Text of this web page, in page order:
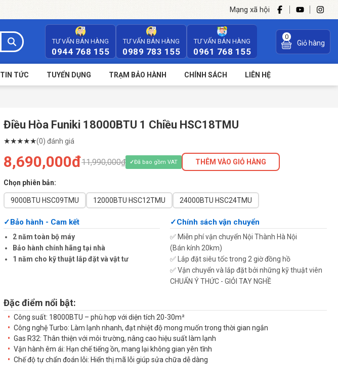
Mạng xã hội
TƯ VẤN BÁN HÀNG
0944 768 155
TƯ VẤN BÁN HÀNG
0989 783 155
TƯ VẤN BÁN HÀNG
0961 768 155
0
Giỏ hàng
TIN TỨC TUYỂN DỤNG TRẠM BẢO HÀNH CHÍNH SÁCH LIÊN HỆ
Điều Hòa Funiki 18000BTU 1 Chiều HSC18TMU
★★★★★(0) đánh giá
8,690,000đ11,990,000₫ Đã bao gồm VAT THÊM VÀO GIỎ HÀNG
Chọn phiên bản:
9000BTU HSC09TMU 12000BTU HSC12TMU 24000BTU HSC24TMU
Bảo hành - Cam kết
2 năm toàn bộ máy
Bảo hành chính hãng tại nhà
1 năm cho kỹ thuật lắp đặt và vật tư
Chính sách vận chuyển
✅ Miễn phí vận chuyển Nội Thành Hà Nội
(Bán kính 20km)
✅ Lắp đặt siêu tốc trong 2 giờ đồng hồ
✅ Vận chuyển và lắp đặt bởi những kỹ thuật viên
CHUẨN Ý THỨC - GIỎI TAY NGHỀ
Đặc điểm nổi bật:
Công suất: 18000BTU – phù hợp với diện tích 20-30m²
Công nghệ Turbo: Làm lạnh nhanh, đạt nhiệt độ mong muốn trong thời gian ngắn
Gas R32: Thân thiện với môi trường, nâng cao hiệu suất làm lạnh
Vận hành êm ái: Hạn chế tiếng ồn, mang lại không gian yên tĩnh
Chế độ tự chẩn đoán lỗi: Hiển thị mã lỗi giúp sửa chữa dễ dàng